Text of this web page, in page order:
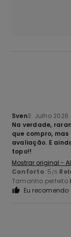
Sven3. Julho 2026
Na verdade,
que compro, mas
avaliação. E
topo!!
Mostrar original -
Conforto: 5 /5
Tamanho perfeito
Eu